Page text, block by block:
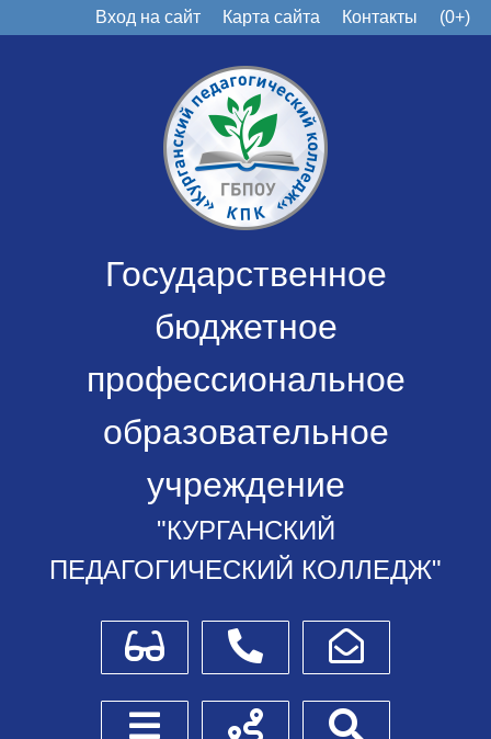
Вход на сайт Карта сайта Контакты (0+)
Государственное
бюджетное
профессиональное
образовательное
учреждение
"КУРГАНСКИЙ
ПЕДАГОГИЧЕСКИЙ КОЛЛЕДЖ"
Для слабовидящихТелефоныНаписать обращение
Боковое менюСхема проезда